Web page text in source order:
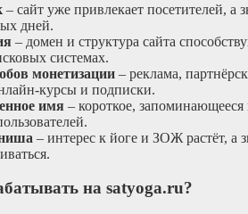
– сайт уже привлекает посетителей, а
дней.
– домен и структура сайта
системах.
монетизации – реклама,
курсы и подписки.
имя – короткое, запоминающееся
– интерес к йоге и ЗОЖ растёт, а
на satyoga.ru?